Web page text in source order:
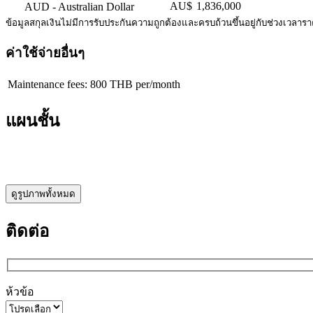
AUD - Australian Dollar AU$ 1,836,000
ข้อมูลสกุลเงินไม่มีการรับประกันความถูกต้องและครบถ้วนขึ้นอยู่กับช่วงเวลาร
ค่าใช้จ่ายอื่นๆ
Maintenance fees: 800 THB per/month
แผนชั้น
ดูรูปภาพทั้งหมด
ติดต่อ
ห้วข้อ